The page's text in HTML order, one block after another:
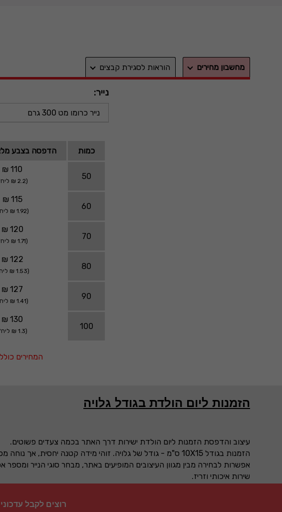
מחשבון מחירים הוראות לסגירת קבצים
נייר:
נייר כרומו מט 300 גרם
כמות הדפסה בצבע
50
110 ₪
(2.2 ₪ ליח')
60
115 ₪
(1.92 ₪ ליח')
70
120 ₪
(1.71 ₪ ליח')
80
122 ₪
(1.53 ₪ ליח')
90
127 ₪
(1.41 ₪ ליח')
100
130 ₪
(1.3 ₪ ליח')
המחירים
הזמנות ליום הולדת בגודל גלויה
עיצוב והדפסת הזמנות ליום הולדת ישירות דרך האתר בכמה צעדים פשוטים.
הזמנות בגודל 10X15 ס"מ - גודל של גלויה. זוהי מידה קטנה יחסית, אך נוחה מכיוון שהיא מתאימה למעטפות 11X23 ס"מ או מעטפות קטנות יותר.
אפשרות לבחירה מבין מגוון העיצובים המופיעים באתר, מבחר סוגי הנייר ומספר
שירות איכותי וזריז.
רוצים לקבל